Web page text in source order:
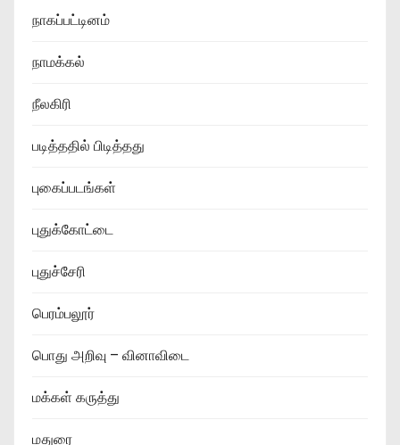
நாகப்பட்டினம்
நாமக்கல்
நீலகிரி
படித்ததில் பிடித்தது
புகைப்படங்கள்
புதுக்கோட்டை
புதுச்சேரி
பெரம்பலூர்
பொது அறிவு – வினாவிடை
மக்கள் கருத்து
மதுரை